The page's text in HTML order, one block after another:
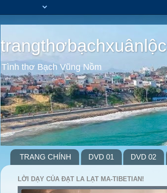
trangthơbạchxuânlộc
Tình thơ Bạch Vũng Nồm
TRANG CHÍNH DVD 01 DVD 02
LỜI DẠY CỦA ĐẠT LA LẠT MA-TIBETIAN!